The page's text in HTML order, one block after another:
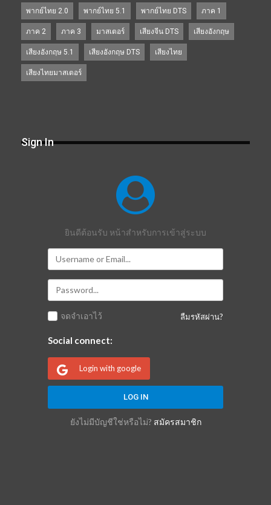
พากย์ไทย 2.0 พากย์ไทย 5.1 พากย์ไทย DTS ภาค 1
ภาค 2 ภาค 3 มาสเตอร์ เสียงจีน DTS เสียงอังกฤษ
เสียงอังกฤษ 5.1 เสียงอังกฤษ DTS เสียงไทย
เสียงไทยมาสเตอร์
Sign In
ยินดีต้อนรับ หน้าสำหรับการเข้าสู่ระบบ
ลืมรหัสผ่าน?
จดจำเอาไว้
Social connect:
Login with google
ยังไม่มีบัญชีใช่หรือไม่? สมัครสมาชิก